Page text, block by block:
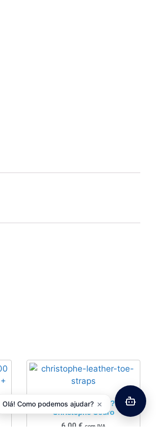
Correias de Pedal Z??FAL
Christophe Couro
6,00 € com IVA
Olá! Como podemos ajudar? ×